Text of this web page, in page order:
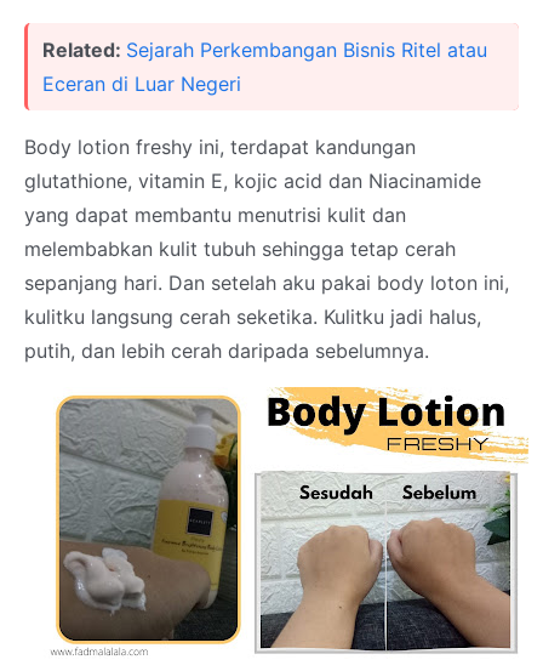
Related: Sejarah Perkembangan Bisnis Ritel atau
Eceran di Luar Negeri
Body lotion freshy ini, terdapat kandungan
glutathione, vitamin E, kojic acid dan Niacinamide
yang dapat membantu menutrisi kulit dan
melembabkan kulit tubuh sehingga tetap cerah
sepanjang hari. Dan setelah aku pakai body loton ini,
kulitku langsung cerah seketika. Kulitku jadi halus,
putih, dan lebih cerah daripada sebelumnya.